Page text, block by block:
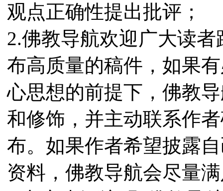
观点正确性提出批评；
2.佛教导航欢迎广大读
布高质量的稿件，如果
心思想的前提下，佛教
和修饰，并主动联系作
布。如果作者希望披露
资料，佛教导航会尽量